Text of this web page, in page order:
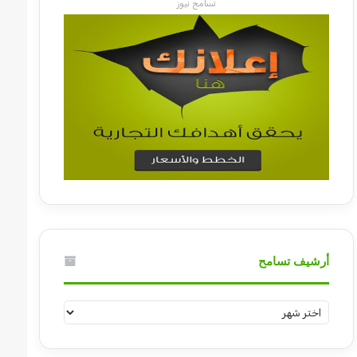
تسامح نيوز
أرشيف تسامح
أرشيف
تسامح